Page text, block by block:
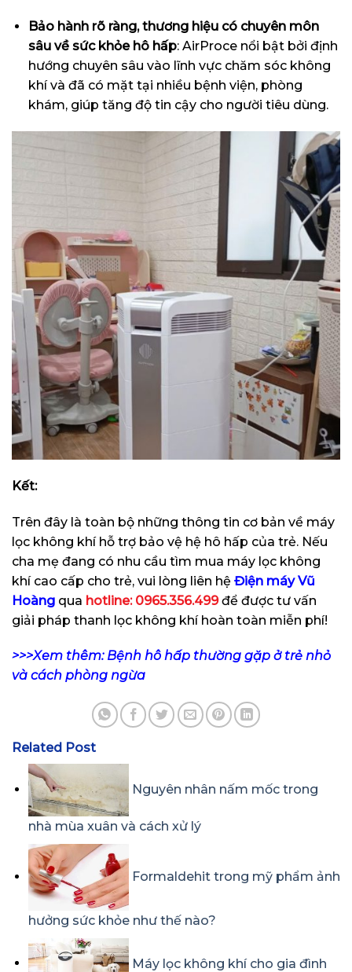
Bảo hành rõ ràng, thương hiệu có chuyên môn
sâu về sức khỏe hô hấp: AirProce nổi bật bởi định
hướng chuyên sâu vào lĩnh vực chăm sóc không
khí và đã có mặt tại nhiều bệnh viện, phòng
khám, giúp tăng độ tin cậy cho người tiêu dùng.
Kết:
Trên đây là toàn bộ những thông tin cơ bản về máy
lọc không khí hỗ trợ bảo vệ hệ hô hấp của trẻ. Nếu
cha mẹ đang có nhu cầu tìm mua máy lọc không
khí cao cấp cho trẻ, vui lòng liên hệ Điện máy Vũ
Hoàng qua hotline: 0965.356.499 để được tư vấn
giải pháp thanh lọc không khí hoàn toàn miễn phí!
>>>Xem thêm: Bệnh hô hấp thường gặp ở trẻ nhỏ
và cách phòng ngừa
Related Post
Nguyên nhân nấm mốc trong
nhà mùa xuân và cách xử lý
Formaldehit trong mỹ phẩm ảnh
hưởng sức khỏe như thế nào?
Máy lọc không khí cho gia đình